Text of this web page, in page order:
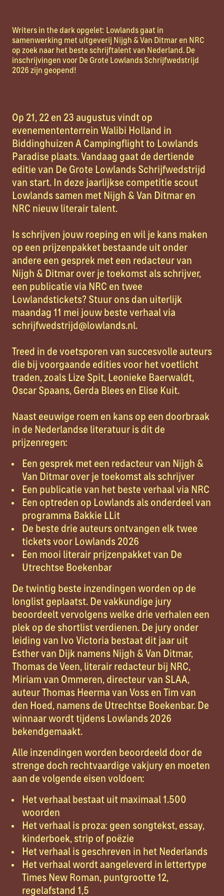
Writers in the dark opgelet: Lowlands gaat in
samenwerking met uitgeverij Nijgh & Van Ditmar en NRC
op zoek naar het beste schrijftalent van Nederland. De
inschrijvingen voor De Grote Lowlands Schrijfwedstrijd
2026 zijn geopend!
Op 21, 22 en 23 augustus vindt op
evenemententerrein Walibi Holland in
Biddinghuizen A Campingflight to Lowlands
Paradise plaats. Vandaag gaat de dertiende
editie van De Grote Lowlands Schrijfwedstrijd
van start. In deze jaarlijkse competitie scout
Lowlands samen met Nijgh & Van Ditmar en
NRC nieuw literair talent.
Is schrijven jouw roeping en wil je kans maken
op een prijzenpakket bestaande uit onder
andere een gesprek met een redacteur van
Nijgh & Ditmar over je toekomst als schrijver,
een publicatie via NRC en twee
Lowlandstickets? Stuur ons dan uiterlijk
maandag 11 mei jouw beste verhaal via
schrijfwedstrijd@lowlands.nl.
Treed in de voetsporen van succesvolle auteurs
die bij voorgaande edities voor het voetlicht
traden, zoals Lize Spit, Leonieke Baerwaldt,
Oscar Spaans, Gerda Blees en Elise Kuit.
Naast eeuwige roem en kans op een doorbraak
in de Nederlandse literatuur is dit de
prijzenregen:
Een gesprek met een redacteur van Nijgh &
Van Ditmar over je toekomst als schrijver
Een publicatie van het beste verhaal via NRC
Een optreden op Lowlands als onderdeel van
programma Bakkie LLit
De beste drie auteurs ontvangen elk twee
tickets voor Lowlands 2026
Een mooi literair prijzenpakket van De
Utrechtse Boekenbar
De twintig beste inzendingen worden op de
longlist geplaatst. De vakkundige jury
beoordeelt vervolgens welke drie verhalen een
plek op de shortlist verdienen. De jury onder
leiding van Ivo Victoria bestaat dit jaar uit
Esther van Dijk namens Nijgh & Van Ditmar,
Thomas de Veen, literair redacteur bij NRC,
Miriam van Ommeren, directeur van SLAA,
auteur Thomas Heerma van Voss en Tim van
den Hoed, namens de Utrechtse Boekenbar. De
winnaar wordt tijdens Lowlands 2026
bekendgemaakt.
Alle inzendingen worden beoordeeld door de
strenge doch rechtvaardige vakjury en moeten
aan de volgende eisen voldoen:
Het verhaal bestaat uit maximaal 1.500
woorden
Het verhaal is proza: geen songtekst, essay,
kinderboek, strip of poëzie
Het verhaal is geschreven in het Nederlands
Het verhaal wordt aangeleverd in lettertype
Times New Roman, puntgrootte 12,
regelafstand 1,5